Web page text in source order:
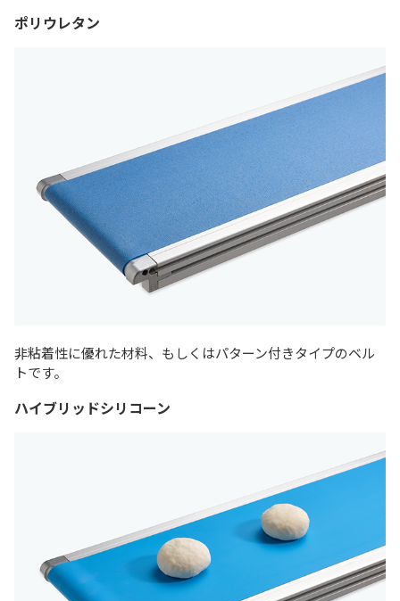
ポリウレタン
非粘着性に優れた材料、もしくはパターン付きタイプのベル
トです。
ハイブリッドシリコーン